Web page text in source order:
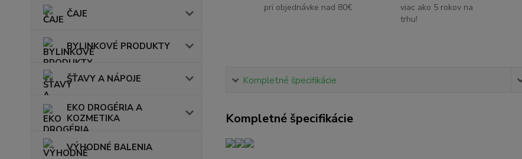
ČAJE
BYLINKOVÉ PRODUKTY
ŠŤAVY A NÁPOJE
EKO DROGÉRIA A
KOZMETIKA
VÝHODNÉ BALENIA
pri objednávke nad 80€
viac ako 5 rokov na
trhu!
Kompletné špecifikácie
Kompletné špecifikácie